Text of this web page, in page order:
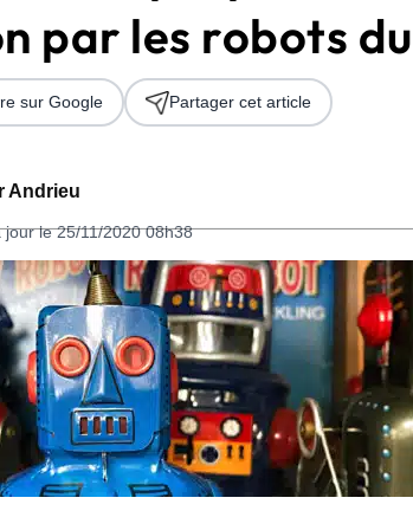
par les robots
Andrieu
jour le 25/11/2020 08h38
sur Google Partager cet article